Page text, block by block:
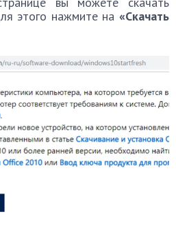
этого нажмите на «Скачать